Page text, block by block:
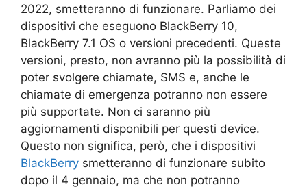
2022, smetteranno di funzionare. Parliamo dei
dispositivi che eseguono BlackBerry 10,
BlackBerry 7.1 OS o versioni precedenti. Queste
versioni, presto, non avranno più la possibilità di
poter svolgere chiamate, SMS e, anche le
chiamate di emergenza potranno non essere
più supportate. Non ci saranno più
aggiornamenti disponibili per questi device.
Questo non significa, però, che i dispositivi
BlackBerry smetteranno di funzionare subito
dopo il 4 gennaio, ma che non potranno